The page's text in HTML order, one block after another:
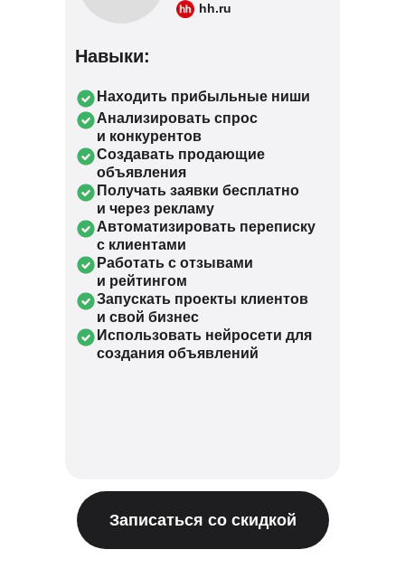
Навыки:
Записаться со скидкой
Находить прибыльные ниши
Анализировать спрос
и конкурентов
Создавать продающие
объявления
Получать заявки бесплатно
и через рекламу
Автоматизировать переписку
с клиентами
Работать с отзывами
и рейтингом
Запускать проекты клиентов
и свой бизнес
Использовать нейросети для
создания объявлений
hh.ru